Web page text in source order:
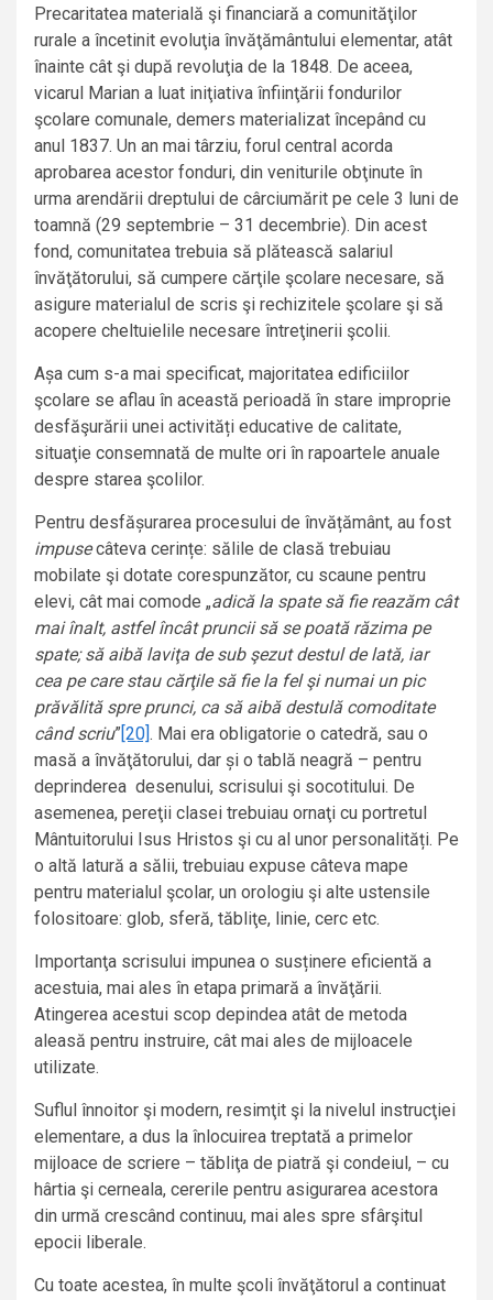
Precaritatea materială şi financiară a comunităţilor
rurale a încetinit evoluţia învăţământului elementar, atât
înainte cât şi după revoluţia de la 1848. De aceea,
vicarul Marian a luat iniţiativa înfiinţării fondurilor
şcolare comunale, demers materializat începând cu
anul 1837. Un an mai târziu, forul central acorda
aprobarea acestor fonduri, din veniturile obţinute în
urma arendării dreptului de cârciumărit pe cele 3 luni de
toamnă (29 septembrie – 31 decembrie). Din acest
fond, comunitatea trebuia să plătească salariul
învăţătorului, să cumpere cărţile şcolare necesare, să
asigure materialul de scris şi rechizitele şcolare şi să
acopere cheltuielile necesare întreţinerii şcolii.
Așa cum s-a mai specificat, majoritatea edificiilor
şcolare se aflau în această perioadă în stare improprie
desfăşurării unei activități educative de calitate,
situaţie consemnată de multe ori în rapoartele anuale
despre starea şcolilor.
Pentru desfășurarea procesului de învățământ, au fost
impusecâteva cerințe: sălile de clasă trebuiau
mobilate şi dotate corespunzător, cu scaune pentru
elevi, cât mai comode „adică la spate să fie reazăm cât
mai înalt, astfel încât pruncii să se poată răzima pe
spate; să aibă laviţa de sub şezut destul de lată, iar
cea pe care stau cărţile să fie la fel şi numai un pic
prăvălită spre prunci, ca să aibă destulă comoditate
când scriu” [20] . Mai era obligatorie o catedră, sau o
masă a învăţătorului, dar și o tablă neagră – pentru
deprinderea desenului, scrisului şi socotitului. De
asemenea, pereţii clasei trebuiau ornaţi cu portretul
Mântuitorului Isus Hristos şi cu al unor personalități. Pe
o altă latură a sălii, trebuiau expuse câteva mape
pentru materialul şcolar, un orologiu şi alte ustensile
folositoare: glob, sferă, tăbliţe, linie, cerc etc.
Importanţa scrisului impunea o susținere eficientă a
acestuia, mai ales în etapa primară a învăţării.
Atingerea acestui scop depindea atât de metoda
aleasă pentru instruire, cât mai ales de mijloacele
utilizate.
Suflul înnoitor şi modern, resimţit şi la nivelul instrucţiei
elementare, a dus la înlocuirea treptată a primelor
mijloace de scriere – tăbliţa de piatră şi condeiul, – cu
hârtia şi cerneala, cererile pentru asigurarea acestora
din urmă crescând continuu, mai ales spre sfârşitul
epocii liberale.
Cu toate acestea, în multe şcoli învăţătorul a continuat